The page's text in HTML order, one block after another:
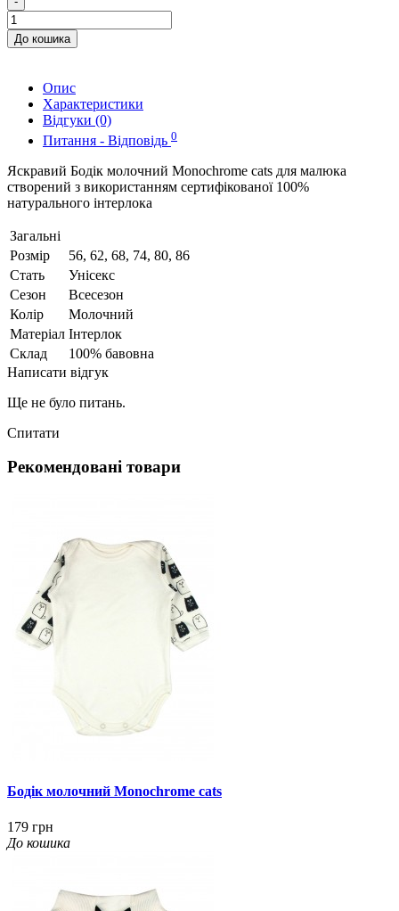
До кошика
Опис
Характеристики
Відгуки (0)
Питання - Відповідь 0
Яскравий Бодік молочний Monochrome cats для малюка
створений з використанням сертифікованої 100%
натурального інтерлока
Загальні
Розмір
56, 62, 68, 74, 80, 86
Стать
Унісекс
Сезон
Всесезон
Колір
Молочний
Матеріал Інтерлок
Склад
100% бавовна
Написати відгук
Ще не було питань.
Спитати
Рекомендовані товари
Бодік молочний Monochrome cats
179 грн
До кошика